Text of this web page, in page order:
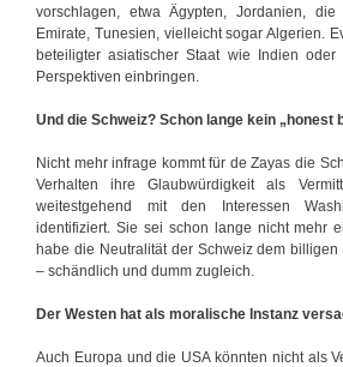
vorschlagen, etwa Ägypten, Jordanien, die
Emirate, Tunesien, vielleicht sogar Algerien.
beteiligter asiatischer Staat wie Indien
Perspektiven einbringen.
Und die Schweiz? Schon lange kein „honest
Nicht mehr infrage kommt für de Zayas die
Verhalten ihre Glaubwürdigkeit als
weitestgehend mit den Interessen
identifiziert. Sie sei schon lange nicht mehr
habe die Neutralität der Schweiz dem
– schändlich und dumm zugleich.
Der Westen hat als moralische Instanz
Auch Europa und die USA könnten nicht als